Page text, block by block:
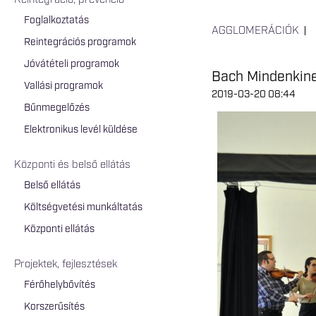
Foglalkoztatás
Reintegrációs programok
Jóvátételi programok
Vallási programok
Bűnmegelőzés
Elektronikus levél küldése
Központi és belső ellátás
Belső ellátás
Költségvetési munkáltatás
Központi ellátás
Projektek, fejlesztések
Férőhelybővítés
Korszerűsítés
AGGLOMERÁCIÓK
Bach
2019-03-20 08:44